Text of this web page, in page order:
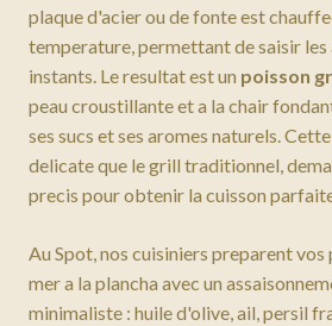
plaque d'acier ou de fonte est
temperature, permettant de saisir les
instants. Le resultat est un poisson
peau croustillante et a la chair
ses sucs et ses aromes naturels.
delicate que le grill traditionnel,
precis pour obtenir la cuisson
Au Spot, nos cuisiniers preparent
mer a la plancha avec un
minimaliste : huile d'olive, ail, persil